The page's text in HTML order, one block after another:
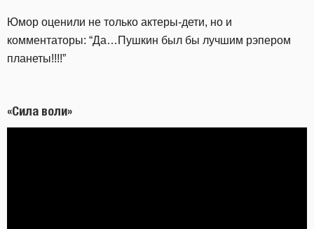
Юмор оценили не только актеры-дети, но и
комментаторы: “Да…Пушкин был бы лучшим рэпером
планеты!!!!”
«Сила воли»